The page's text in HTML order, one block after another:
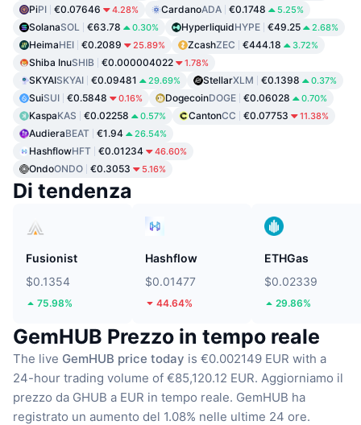
PiPI €0.07646 4.28% CardanoADA €0.1748 5.25%
SolanaSOL €63.78 0.30% HyperliquidHYPE €49.25 2.68%
HeimaHEI €0.2089 25.89% ZcashZEC €444.18 3.72%
Shiba InuSHIB €0.000004022 1.78%
SKYAISKYAI €0.09481 29.69% StellarXLM €0.1398 0.37%
SuiSUI €0.5848 0.16% DogecoinDOGE €0.06028 0.70%
KaspaKAS €0.02258 0.57% CantonCC €0.07753 11.38%
AudieraBEAT €1.94 26.54%
HashflowHFT €0.01234 46.60%
OndoONDO €0.3053 5.16%
Di tendenza
Fusionist
$0.1354
75.98%
Hashflow
$0.01477
44.64%
ETHGas
$0.02339
29.86%
GemHUB Prezzo in tempo reale
The live GemHUB price today is €0.002149 EUR with a
24-hour trading volume of €85,120.12 EUR. Aggiorniamo il
prezzo da GHUB a EUR in tempo reale. GemHUB ha
registrato un aumento del 1.08% nelle ultime 24 ore.